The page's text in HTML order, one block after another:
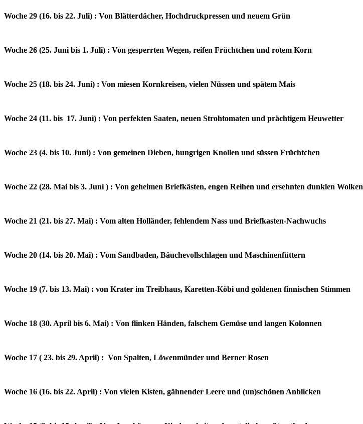
Woche 29 (16. bis 22. Juli) : Von Blätterdächer, Hochdruckpressen und neuem Grün
Woche 26 (25. Juni bis 1. Juli) : Von gesperrten Wegen, reifen Früchtchen und rotem Korn
Woche 25 (18. bis 24. Juni) : Von miesen Kornkreisen, vielen Nüssen und spätem Mais
Woche 24 (11. bis 17. Juni) : Von perfekten Saaten, neuen Strohtomaten und prächtigem Heuwetter
Woche 23 (4. bis 10. Juni) : Von gemeinen Dieben, hungrigen Knollen und süssen Früchtchen
Woche 22 (28. Mai bis 3. Juni ) : Von geheimen Briefkästen, engen Reihen und ersehnten dunklen Wolken
Woche 21 (21. bis 27. Mai) : Vom alten Holländer, fehlendem Nass und Briefkasten-Nachwuchs
Woche 20 (14. bis 20. Mai) : Vom Sandbaden, Bäuchevollschlagen und Maschinenfüttern
Woche 19 (7. bis 13. Mai) : von Krater im Treibhaus, Karetten-Köbi und goldenen finnischen Stimmen
Woche 18 (30. April bis 6. Mai) : Von flinken Händen, falschem Gemüse und langen Kolonnen
Woche 17 ( 23. bis 29. April) : Von Spalten, Löwenmünder und Berner Rosen
Woche 16 (16. bis 22. April) : Von vielen Kisten, gähnender Leere und (un)schönen Anblicken